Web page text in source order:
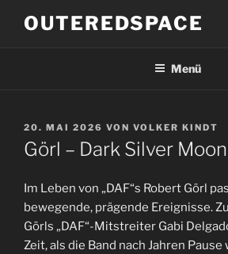
InhaltOUTEREDSPACE
Menü
VERÖFFENTLICHT
AM
20. MAI 2026 VON VOLKER KINDT
Görl – Dark Silver
Im Leben von „DAF“s Robert Görl
bewegende, prägende Ereignisse.
Görls „DAF“-Mitstreiter Gabi
Zeit, als die Band nach Jahren